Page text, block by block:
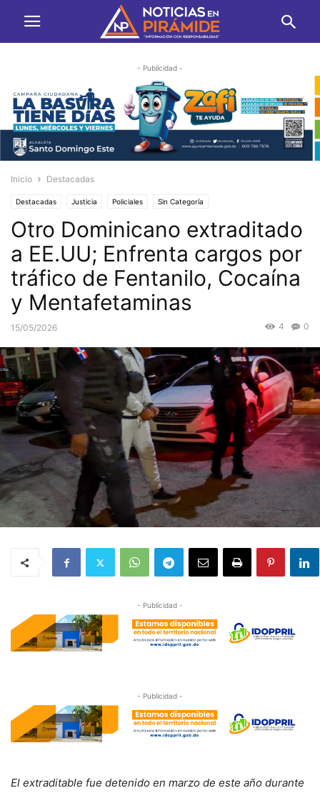
- Publicidad -
Inicio Destacadas
Destacadas Justicia Policiales Sin Categoría
Otro Dominicano extraditado
a EE.UU; Enfrenta cargos por
tráfico de Fentanilo, Cocaína
y Mentafetaminas
15/05/2026 0
4
- Publicidad -
- Publicidad -
El extraditable fue detenido en marzo de este año durante